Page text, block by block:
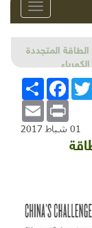
Toggle
في الطاقة المتجددة
انشر
Facebook
Email Print
01 شباط 2017